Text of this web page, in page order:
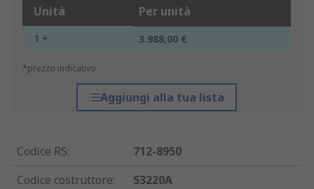
Unità Per unità
1 + 3.988,00 €
*prezzo indicativo
Aggiungi alla tua lista
Codice RS:
712-8950
Codice costruttore:
53220A